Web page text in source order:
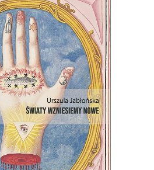
NOWE
mówią, że świat
dobiega końca, ale
są ludzie, którzy chcą
go na nowo.
zł 22.00zł